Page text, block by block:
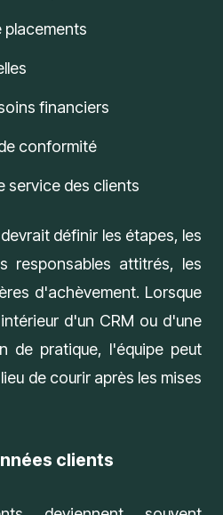
placements
financiers
conformité
service des clients
définir les étapes, les
responsables attitrés, les
d'achèvement. Lorsque
d'un CRM ou d'une
de pratique, l'équipe peut
de courir après les mises
clients